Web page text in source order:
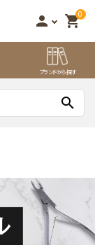
person 0
shopping_cart
ブランドから探す
search